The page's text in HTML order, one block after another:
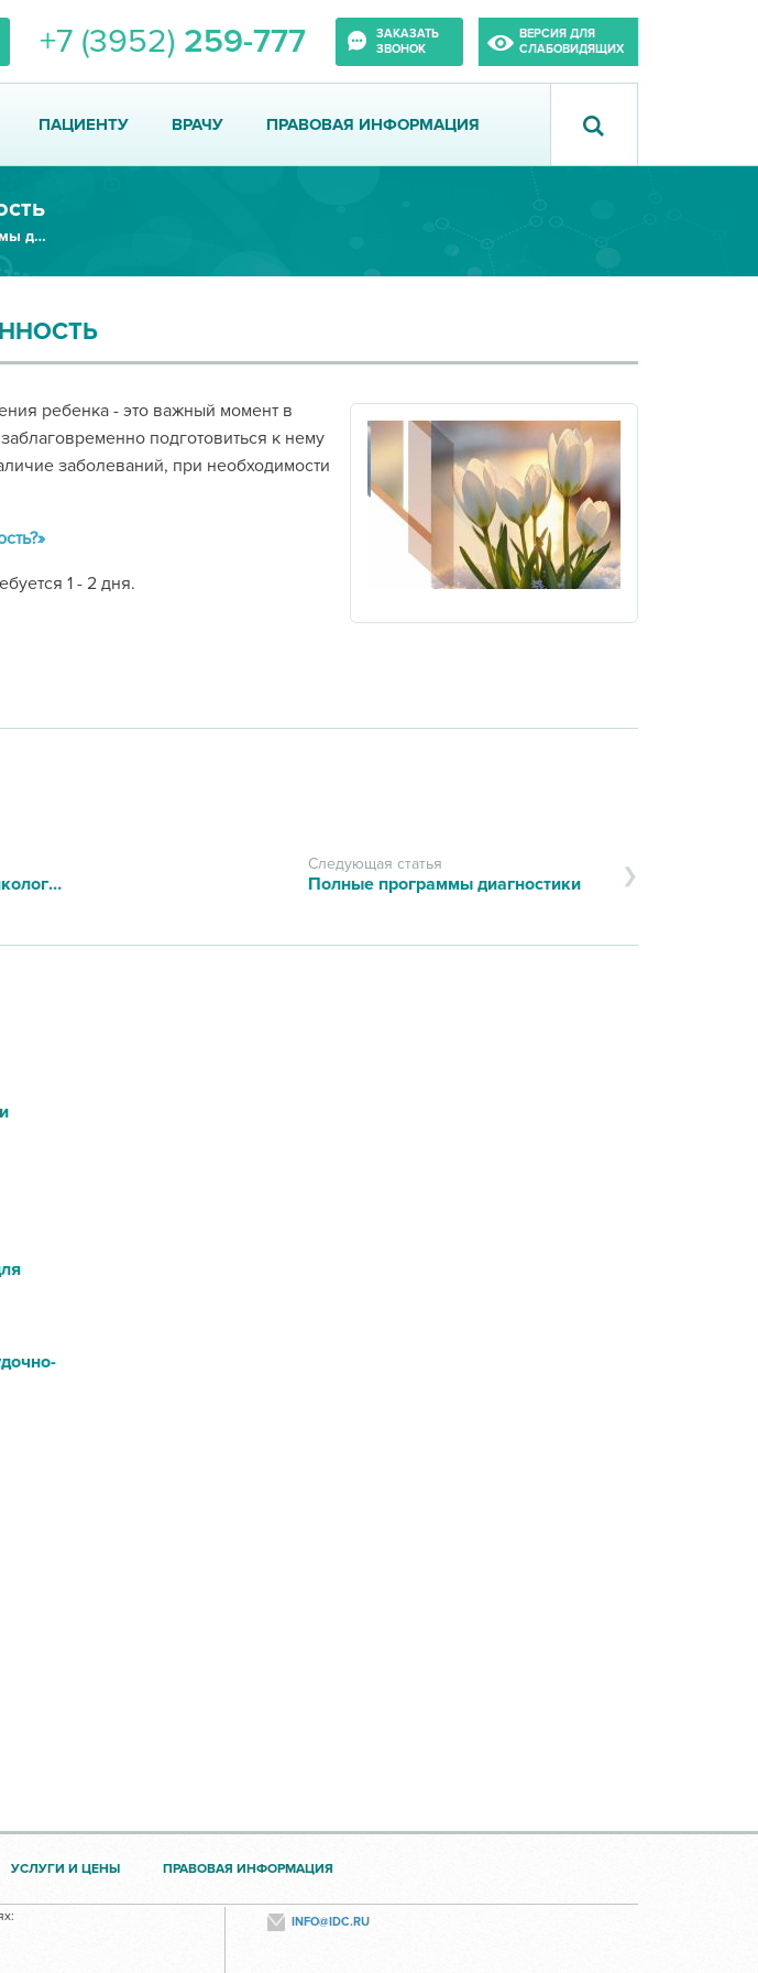
+7 (3952) 259-777
ЗАКАЗАТЬ
ЗВОНОК
ВЕРСИЯ ДЛЯ
СЛАБОВИДЯЩИХ
ПАЦИЕНТУ ВРАЧУ ПРАВОВАЯ ИНФОРМАЦИЯ
Комплексные программы диагностики (check up)
ребенка - это важный момент в
подготовиться к нему
заболеваний, при необходимости
1 - 2 дня.
Программы профилактики онкологических заболеваний
Следующая статья
Полные программы диагностики
УСЛУГИ И ЦЕНЫ ПРАВОВАЯ ИНФОРМАЦИЯ
INFO@IDC.RU